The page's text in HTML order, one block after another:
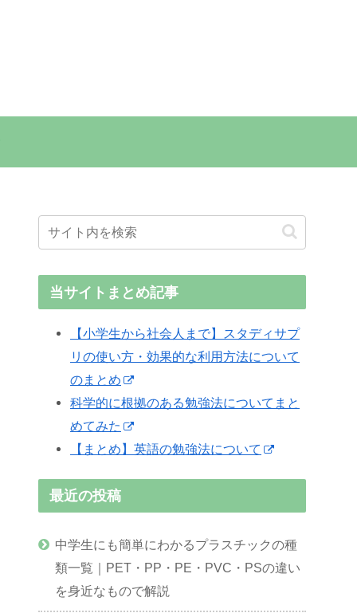
当サイトまとめ記事
【小学生から社会人まで】スタディサプ
リの使い方・効果的な利用方法について
のまとめ
科学的に根拠のある勉強法についてまと
めてみた
【まとめ】英語の勉強法について
最近の投稿
中学生にも簡単にわかるプラスチックの種
類一覧｜PET・PP・PE・PVC・PSの違い
を身近なもので解説